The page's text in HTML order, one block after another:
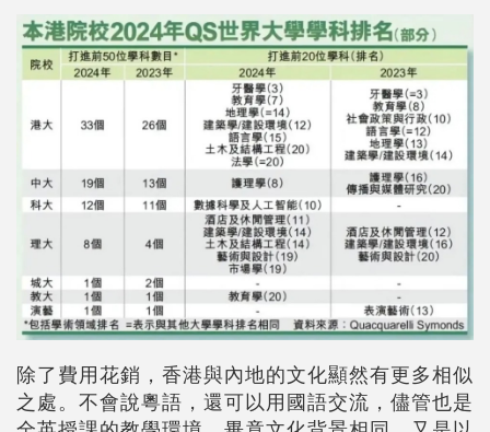
除了費用花銷，香港與內地的文化顯然有更多相似
之處。不會說粵語，還可以用國語交流，儘管也是